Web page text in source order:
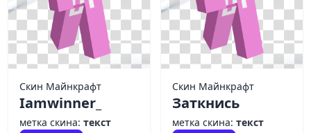
Скин Майнкрафт
Iamwinner_
метка скина: текст
Скин Майнкрафт
Заткнись
метка скина: текст